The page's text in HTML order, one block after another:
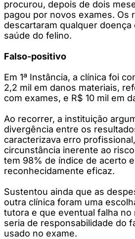
procurou, depois de dois
pagou por novos exames. Os
descartaram qualquer doença
saúde do felino.
Falso-positivo
Em 1ª Instância, a clínica foi
2,2 mil em danos materiais,
com exames, e R$ 10 mil em
Ao recorrer, a instituição
divergência entre os
caracterizava erro
circunstância inerente ao
tem 98% de índice de acerto
reconhecidamente eficaz.
Sustentou ainda que as
outra clínica foram uma
tutora e que eventual falha
seria de responsabilidade do
usado no exame.